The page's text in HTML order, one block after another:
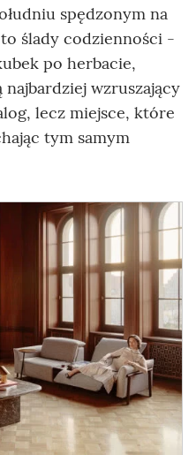
spędzonym na
ślady codzienności -
po herbacie,
wzruszający
lecz miejsce, które
tym samym